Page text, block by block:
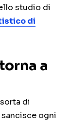
studio di
di
a
di
ogni